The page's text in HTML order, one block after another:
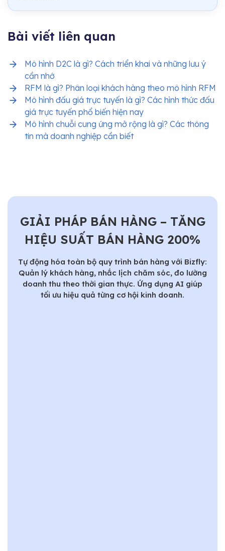
Bài viết liên quan
Mô hình D2C là gì? Cách triển khai và những lưu ý
cần nhớ
RFM là gì? Phân loại khách hàng theo mô hình RFM
Mô hình đấu giá trực tuyến là gì? Các hình thức đấu
giá trực tuyến phổ biến hiện nay
Mô hình chuỗi cung ứng mở rộng là gì? Các thông
tin mà doanh nghiệp cần biết
GIẢI PHÁP BÁN HÀNG – TĂNG
HIỆU SUẤT BÁN HÀNG 200%
Tự động hóa toàn bộ quy trình bán hàng với Bizfly:
Quản lý khách hàng, nhắc lịch chăm sóc, đo lường
doanh thu theo thời gian thực. Ứng dụng AI giúp
tối ưu hiệu quả từng cơ hội kinh doanh.